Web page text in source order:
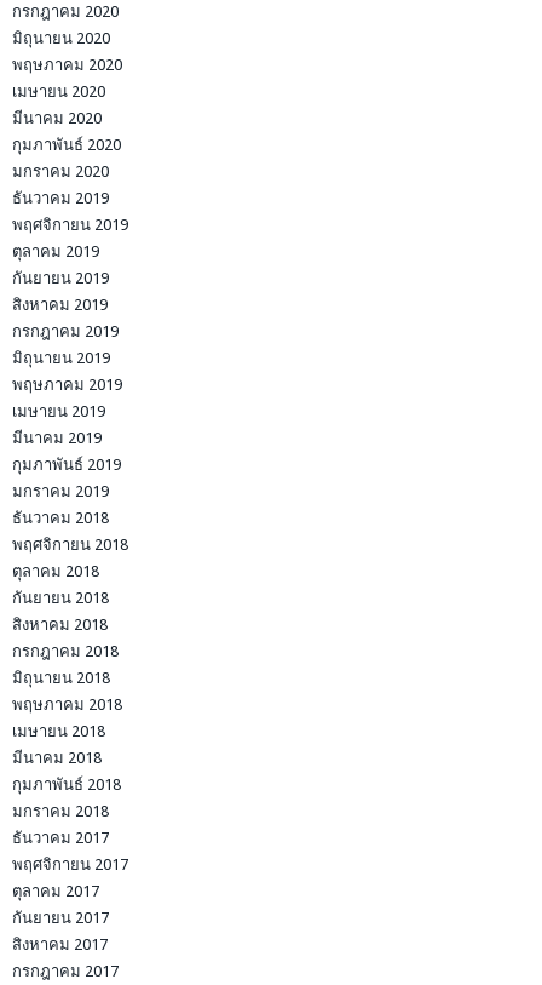
กรกฎาคม 2020
มิถุนายน 2020
พฤษภาคม 2020
เมษายน 2020
มีนาคม 2020
กุมภาพันธ์ 2020
มกราคม 2020
ธันวาคม 2019
พฤศจิกายน 2019
ตุลาคม 2019
กันยายน 2019
สิงหาคม 2019
กรกฎาคม 2019
มิถุนายน 2019
พฤษภาคม 2019
เมษายน 2019
มีนาคม 2019
กุมภาพันธ์ 2019
มกราคม 2019
ธันวาคม 2018
พฤศจิกายน 2018
ตุลาคม 2018
กันยายน 2018
สิงหาคม 2018
กรกฎาคม 2018
มิถุนายน 2018
พฤษภาคม 2018
เมษายน 2018
มีนาคม 2018
กุมภาพันธ์ 2018
มกราคม 2018
ธันวาคม 2017
พฤศจิกายน 2017
ตุลาคม 2017
กันยายน 2017
สิงหาคม 2017
กรกฎาคม 2017